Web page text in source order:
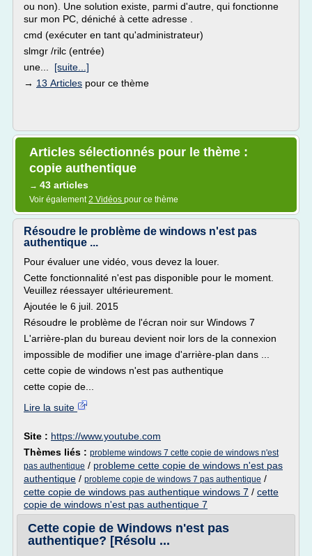
ou non). Une solution existe, parmi d'autre, qui fonctionne
sur mon PC, déniché à cette adresse .
cmd (exécuter en tant qu'administrateur)
slmgr /rilc (entrée)
une... [suite...]
→ 13 Articles pour ce thème
Articles sélectionnés pour le thème :
copie authentique
→ 43 articles
Voir également2 Vidéos pour ce thème
Résoudre le problème de windows n'est pas
authentique ...
Pour évaluer une vidéo, vous devez la louer.
Cette fonctionnalité n'est pas disponible pour le moment.
Veuillez réessayer ultérieurement.
Ajoutée le 6 juil. 2015
Résoudre le problème de l'écran noir sur Windows 7
L'arrière-plan du bureau devient noir lors de la connexion
impossible de modifier une image d'arrière-plan dans ...
cette copie de windows n'est pas authentique
cette copie de...
Lire la suite
Site : https://www.youtube.com
Thèmes liés : probleme windows 7 cette copie de windows n'est
pas authentique / probleme cette copie de windows n'est pas
authentique / probleme copie de windows 7 pas authentique /
cette copie de windows pas authentique windows 7 / cette
copie de windows n'est pas authentique 7
Cette copie de Windows n'est pas
authentique? [Résolu ...